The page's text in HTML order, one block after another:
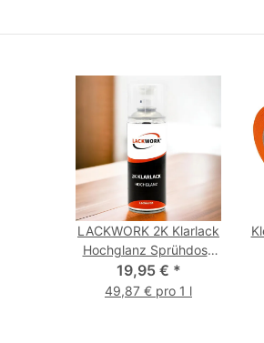
LACKWORK 2K Klarlack
Hochglanz Sprühdose
400 ml
19,95 € *
49,87 € pro 1 l